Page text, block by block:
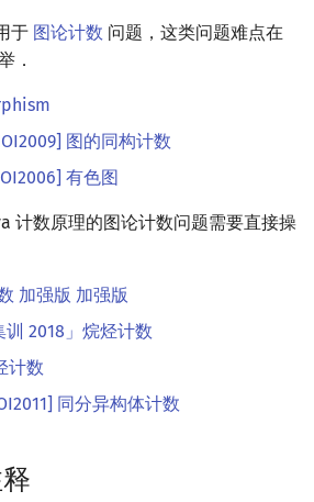
于 图论计数 问题，这类问题难点在
．
图的同构计数
有色图
计数原理的图论计数问题需要直接操
加强版 加强版
训 2018」烷烃计数
计数
同分异构体计数